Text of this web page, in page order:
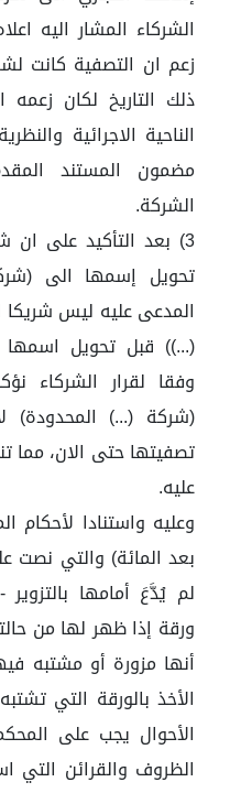
الشركاء المشار اليه
زعم ان التصفية كانت
ذلك التاريخ لكان
الناحية الاجرائية
مضمون المستند
الشركة.
3) بعد التأكيد على
تحويل إسمها الى
المدعى عليه ليس
(...)) قبل تحويل اسمها
وفقا لقرار الشركاء
(شركة (...) المحدودة)
تصفيتها حتى الان، مما
عليه.
وعليه واستنادا لأحكام
بعد المائة) والتي نصت
لم يُدَّعَ أمامها
ورقة إذا ظهر لها من
أنها مزورة أو مشتبه
الأخذ بالورقة التي
الأحوال يجب على
الظروف والقرائن التي